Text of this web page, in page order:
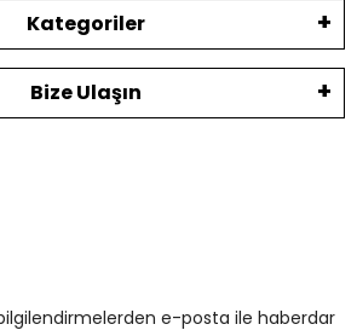
Kategoriler
Bize Ulaşın
e-posta ile haberdar